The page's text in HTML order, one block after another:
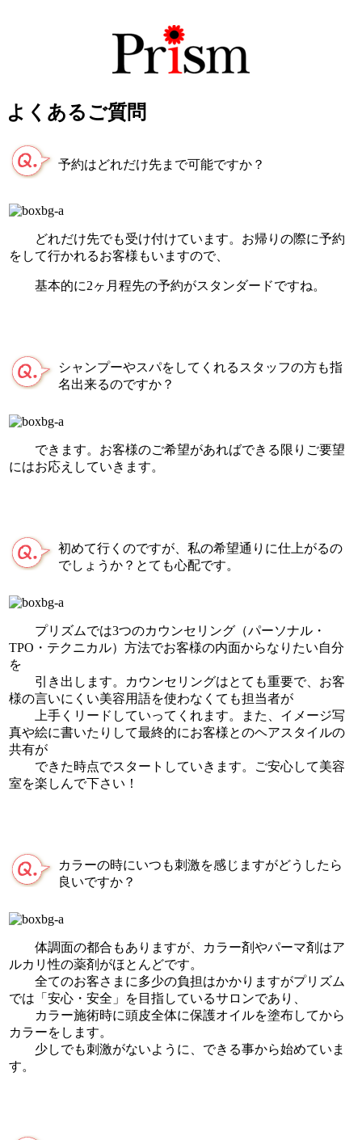
よくあるご質問
予約はどれだけ先まで可能ですか？
どれだけ先でも受け付けています。お帰りの際に予約
をして行かれるお客様もいますので、
基本的に2ヶ月程先の予約がスタンダードですね。
シャンプーやスパをしてくれるスタッフの方も指
名出来るのですか？
できます。お客様のご希望があればできる限りご要望
にはお応えしていきます。
初めて行くのですが、私の希望通りに仕上がるの
でしょうか？とても心配です。
プリズムでは3つのカウンセリング（パーソナル・
TPO・テクニカル）方法でお客様の内面からなりたい自分
を
引き出します。カウンセリングはとても重要で、お客
様の言いにくい美容用語を使わなくても担当者が
上手くリードしていってくれます。また、イメージ写
真や絵に書いたりして最終的にお客様とのヘアスタイルの
共有が
できた時点でスタートしていきます。ご安心して美容
室を楽しんで下さい！
カラーの時にいつも刺激を感じますがどうしたら
良いですか？
体調面の都合もありますが、カラー剤やパーマ剤はア
ルカリ性の薬剤がほとんどです。
全てのお客さまに多少の負担はかかりますがプリズム
では「安心・安全」を目指しているサロンであり、
カラー施術時に頭皮全体に保護オイルを塗布してから
カラーをします。
少しでも刺激がないように、できる事から始めていま
す。